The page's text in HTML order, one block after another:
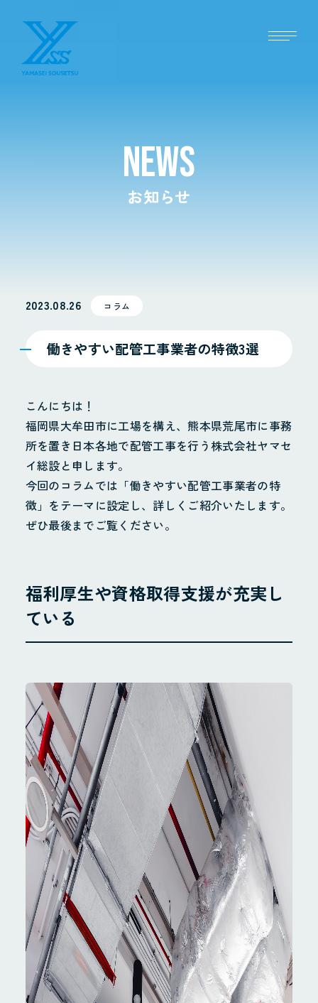
NEWS
お知らせ
2023.08.26 コラム
働きやすい配管工事業者の特徴3選
こんにちは！
福岡県大牟田市に工場を構え、熊本県荒尾市に事務
所を置き日本各地で配管工事を行う株式会社ヤマセ
イ総設と申します。
今回のコラムでは「働きやすい配管工事業者の特
徴」をテーマに設定し、詳しくご紹介いたします。
ぜひ最後までご覧ください。
福利厚生や資格取得支援が充実し
ている